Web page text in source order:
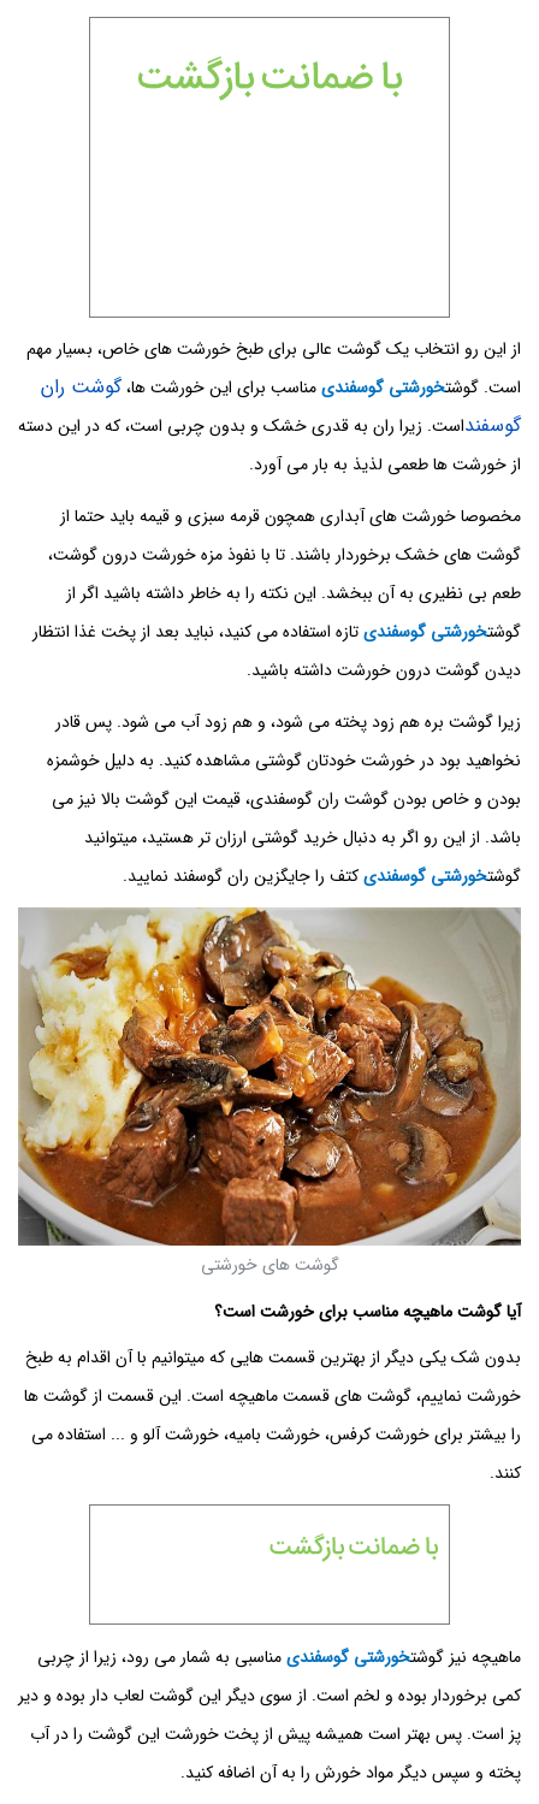
از این رو انتخاب یک گوشت عالی برای طبخ خورشت های خاص، بسیار مهم
است. گوشتخورشتی گوسفندیمناسب برای این خورشت ها،گوشت ران
گوسفنداست. زیرا ران به قدری خشک و بدون چربی است، که در این دسته
از خورشت ها طعمی لذیذ به بار می آورد.
مخصوصا خورشت های آبداری همچون قرمه سبزی و قیمه باید حتما از
گوشت های خشک برخوردار باشند. تا با نفوذ مزه خورشت درون گوشت،
طعم بی نظیری به آن ببخشد. این نکته را به خاطر داشته باشید اگر از
گوشتخورشتی گوسفندیتازه استفاده می کنید، نباید بعد از پخت غذا انتظار
دیدن گوشت درون خورشت داشته باشید.
زیرا گوشت بره هم زود پخته می شود، و هم زود آب می شود. پس قادر
نخواهید بود در خورشت خودتان گوشتی مشاهده کنید. به دلیل خوشمزه
بودن و خاص بودن گوشت ران گوسفندی، قیمت این گوشت بالا نیز می
باشد. از این رو اگر به دنبال خرید گوشتی ارزان تر هستید، میتوانید
گوشتخورشتی گوسفندیکتف را جایگزین ران گوسفند نمایید.
گوشت های خورشتی
آیا گوشت ماهیچه مناسب برای خورشت است؟
بدون شک یکی دیگر از بهترین قسمت هایی که میتوانیم با آن اقدام به طبخ
خورشت نماییم، گوشت های قسمت ماهیچه است. این قسمت از گوشت ها
را بیشتر برای خورشت کرفس، خورشت بامیه، خورشت آلو و ... استفاده می
کنند.
ماهیچه نیز گوشتخورشتی گوسفندیمناسبی به شمار می رود، زیرا از چربی
کمی برخوردار بوده و لخم است. از سوی دیگر این گوشت لعاب دار بوده و دیر
پز است. پس بهتر است همیشه پیش از پخت خورشت این گوشت را در آب
پخته و سپس دیگر مواد خورش را به آن اضافه کنید.